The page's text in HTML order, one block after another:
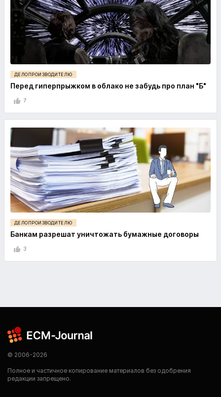
ДЕЛОПРОИЗВОДИТЕЛЮ
Перед гиперпрыжком в облако не забудь про план "Б"
7
ДЕЛОПРОИЗВОДИТЕЛЮ
Банкам разрешат уничтожать бумажные договоры
3
© 2006-2026
Полное и частичное копирование материалов без одобрения
редакции запрещено.